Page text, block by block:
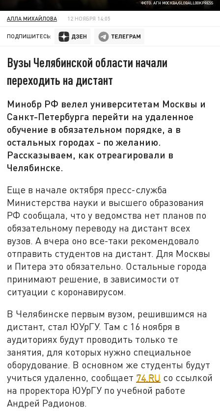
ФОТО: АГН МОСКВА/GLOBALLOOKPRESS
АЛЛА МИХАЙЛОВА 12 НОЯБРЯ 14:05
ПОДПИШИТЕСЬ:
Вузы Челябинской области начали
переходить на дистант
Минобр РФ велел университетам Москвы и
Санкт-Петербурга перейти на удаленное
обучение в обязательном порядке, а в
остальных городах - по желанию.
Рассказываем, как отреагировали в
Челябинске.
Еще в начале октября пресс-служба
Министерства науки и высшего образования
РФ сообщала, что у ведомства нет планов по
обязательному переводу на дистант всех
вузов. А вчера оно все-таки рекомендовало
отправить студентов на дистант. Для Москвы
и Питера это обязательно. Остальные города
принимают решение, в зависимости от
ситуации с коронавирусом.
В Челябинске первым вузом, решившимся на
дистант, стал ЮУрГУ. Там с 16 ноября в
аудиториях будут проводить только те
занятия, для которых нужно специальное
оборудование. В основном же студенты будут
учиться удаленно, сообщает 74.RU со ссылкой
на проректора ЮУрГУ по учебной работе
Андрей Радионов.